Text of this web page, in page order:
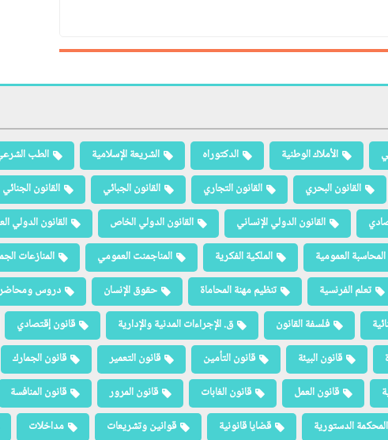
الأملاك الوطنية الدكتوراه الشريعة الإسلامية الطب
القانون البحري القانون التجاري القانون الجبائي القانون الجنائي
القانون الدولي الإنساني القانون الدولي الخاص القانون الدولي
المحاسبة العمومية الملكية الفكرية المناجمنت العمومي المنازعات
تعلم الفرنسية تنظيم مهنة المحاماة حقوق الإنسان دروس
فلسفة القانون ق. الإجراءات المدنية والإدارية قانون إقتصادي
قانون البيئة قانون التأمين قانون التعمير قانون الجمارك
قانون العمل قانون الغابات قانون المرور قانون المنافسة
الدستورية قضايا قانونية قوانين وتشريعات مداخلات